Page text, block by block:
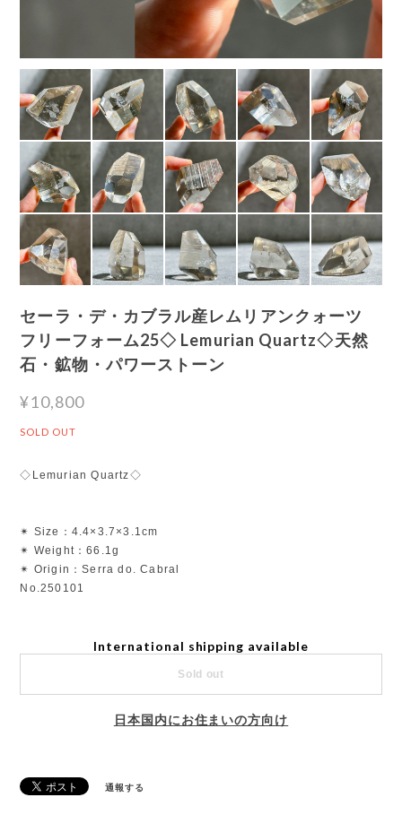
セーラ・デ・カブラル産レムリアンクォーツ
フリーフォーム25◇ Lemurian Quartz◇天然
石・鉱物・パワーストーン
¥10,800
SOLD OUT
◇Lemurian Quartz◇
✴︎ Size：4.4×3.7×3.1cm
✴︎ Weight：66.1g
✴︎ Origin：Serra do. Cabral
No.250101
International shipping available
Sold out
日本国内にお住まいの方向け
通報する